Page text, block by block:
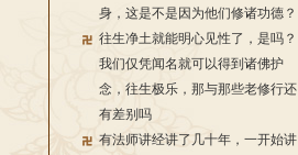
身，这是不是因为他们修诸功德？
往生净土就能明心见性了，是吗？
我们仅凭闻名就可以得到诸佛护
念，往生极乐，那与那些老修行还
有差别吗
有法师讲经讲了几十年，一开始讲